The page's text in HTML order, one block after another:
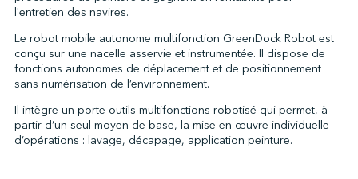
l'entretien des navires.
Le robot mobile autonome multifonction GreenDock Robot est
conçu sur une nacelle asservie et instrumentée. Il dispose de
fonctions autonomes de déplacement et de positionnement
sans numérisation de l’environnement.
Il intègre un porte-outils multifonctions robotisé qui permet, à
partir d’un seul moyen de base, la mise en œuvre individuelle
d’opérations : lavage, décapage, application peinture.